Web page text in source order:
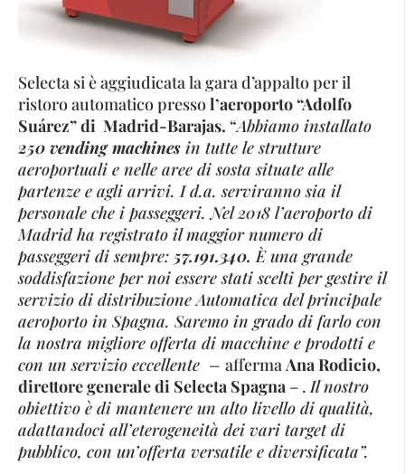
Selecta si è aggiudicata la gara d’appalto per il
ristoro automatico pressol’aeroporto “Adolfo
Suárez” di Madrid-Barajas. “Abbiamo installato
250 vending machines in tutte le strutture
aeroportuali e nelle aree di sosta situate alle
partenze e agli arrivi. I d.a. serviranno sia il
personale che i passeggeri. Nel 2018 l’aeroporto di
Madrid ha registrato il maggior numero di
passeggeri di sempre: 57.191.340. È una grande
soddisfazione per noi essere stati scelti per gestire il
servizio di distribuzione Automatica del principale
aeroporto in Spagna. Saremo in grado di farlo con
la nostra migliore offerta di macchine e prodotti e
con un servizio eccellente – affermaAna Rodicio,
direttore generale di Selecta Spagna – .Il nostro
obiettivo è di mantenere un alto livello di qualità,
adattandoci all’eterogeneità dei vari target di
pubblico, con un’offerta versatile e diversificata”.